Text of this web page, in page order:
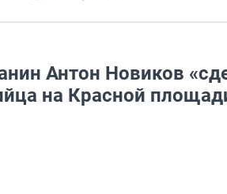
Антон Новиков
на Красной